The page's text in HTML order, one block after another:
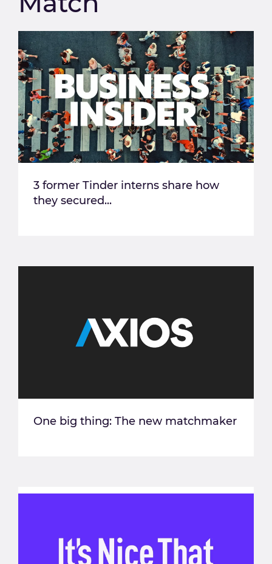
3 former Tinder interns share how
they secured...
One big thing: The new matchmaker